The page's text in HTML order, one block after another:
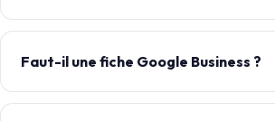
Faut-il une fiche Google Business ?